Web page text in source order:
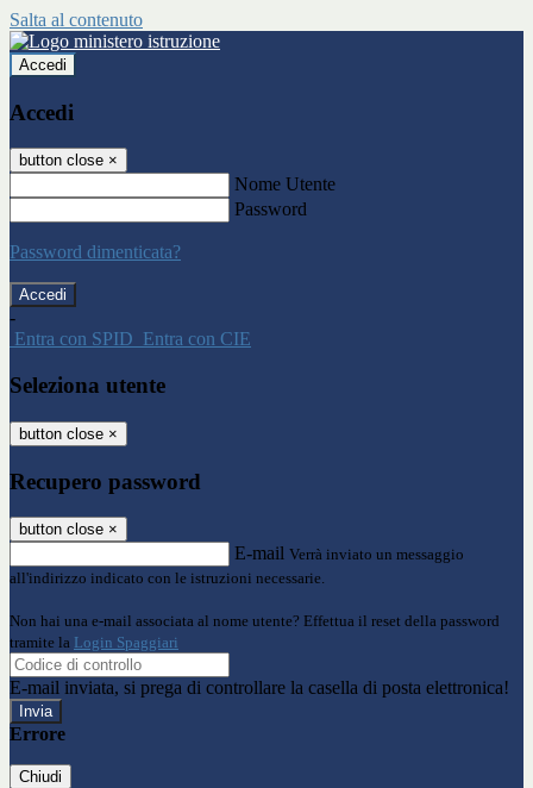
Salta al contenuto
Accedi
Accedi
button close ×
Nome Utente
Password
Password dimenticata?
-
Entra con SPID Entra con CIE
Seleziona utente
button close ×
Recupero password
button close ×
E-mail Verrà inviato un messaggio
all'indirizzo indicato con le istruzioni necessarie.
Non hai una e-mail associata al nome utente? Effettua il reset della password
tramite la Login Spaggiari
E-mail inviata, si prega di controllare la casella di posta elettronica!
Errore
Chiudi